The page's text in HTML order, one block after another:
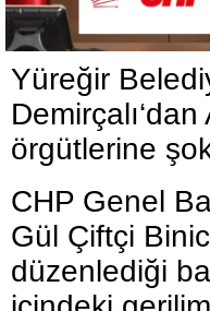
Yüreğir
örgütlerine
CHP Genel
Gül Çiftçi
düzenlediği